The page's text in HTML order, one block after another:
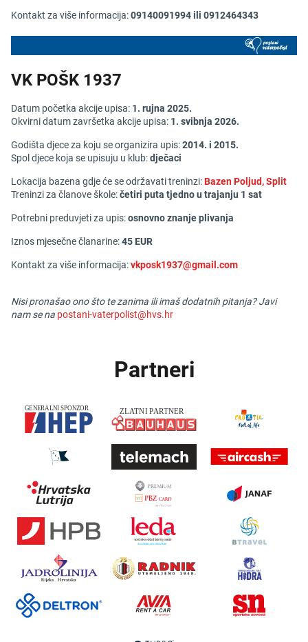
Kontakt za više informacija:09140091994 ili 0912464343
VK POŠK 1937
Datum početka akcije upisa: 1. rujna 2025.
Okvirni datum završetka akcije upisa: 1. svibnja 2026.
Godišta djece za koju se organizira upis:2014. i 2015.
Spol djece koja se upisuju u klub:dječaci
Lokacija bazena gdje će se održavati treninzi:Bazen Poljud, Split
Treninzi za članove škole:četiri puta tjedno u trajanju 1 sat
Potrebni preduvjeti za upis:osnovno znanjeplivanja
Iznos mjesečne članarine:45 EUR
Kontakt za više informacija:vkposk1937@gmail.com
Nisi pronašao ono što te zanima ili imaš dodatnih pitanja? Javi
nam se na postani-vaterpolist@hvs.hr
Partneri